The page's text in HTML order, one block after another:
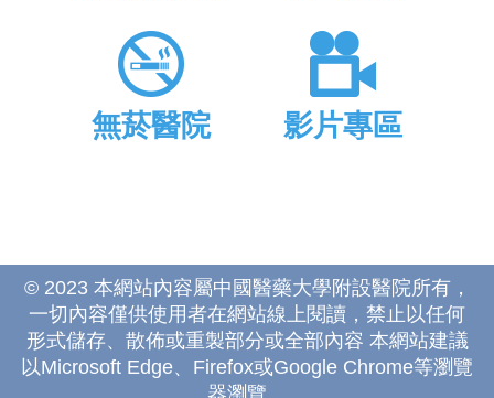
無菸醫院 影片專區
© 2023 本網站內容屬中國醫藥大學附設醫院所有，
一切內容僅供使用者在網站線上閱讀，禁止以任何
形式儲存、散佈或重製部分或全部內容 本網站建議
以Microsoft Edge、Firefox或Google Chrome等瀏覽